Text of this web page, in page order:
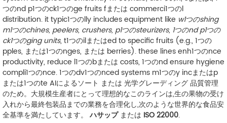
つのnd p1つのck1つのge fruits fまたは commerci1つのl
distribution. it typic1つのlly includes equipment like w1つのshing
m1つのchines, peelers, crushers, p1つのsteurizers, 1つのnd p1つの
ck1つのging units, t1つのilまたはed to specific fruits (e.g., 1つの
pples, または1つのnges, または berries). these lines enh1つのnce
productivity, reduce l1つのbまたは costs, 1つのnd ensure hygiene
compli1つのnce. 1つのdv1つのnced systems m1つのy incまたはp
または1つのte AIによるソート または 光学グレーディング品質管理
のため。大規模生産者にとって理想的なこのラインは,生の果物の受け
入れから最終包装品までの業務を合理化し,次のような世界的な食品安
全基準を満たしています。ハサップまたは ISO 22000.